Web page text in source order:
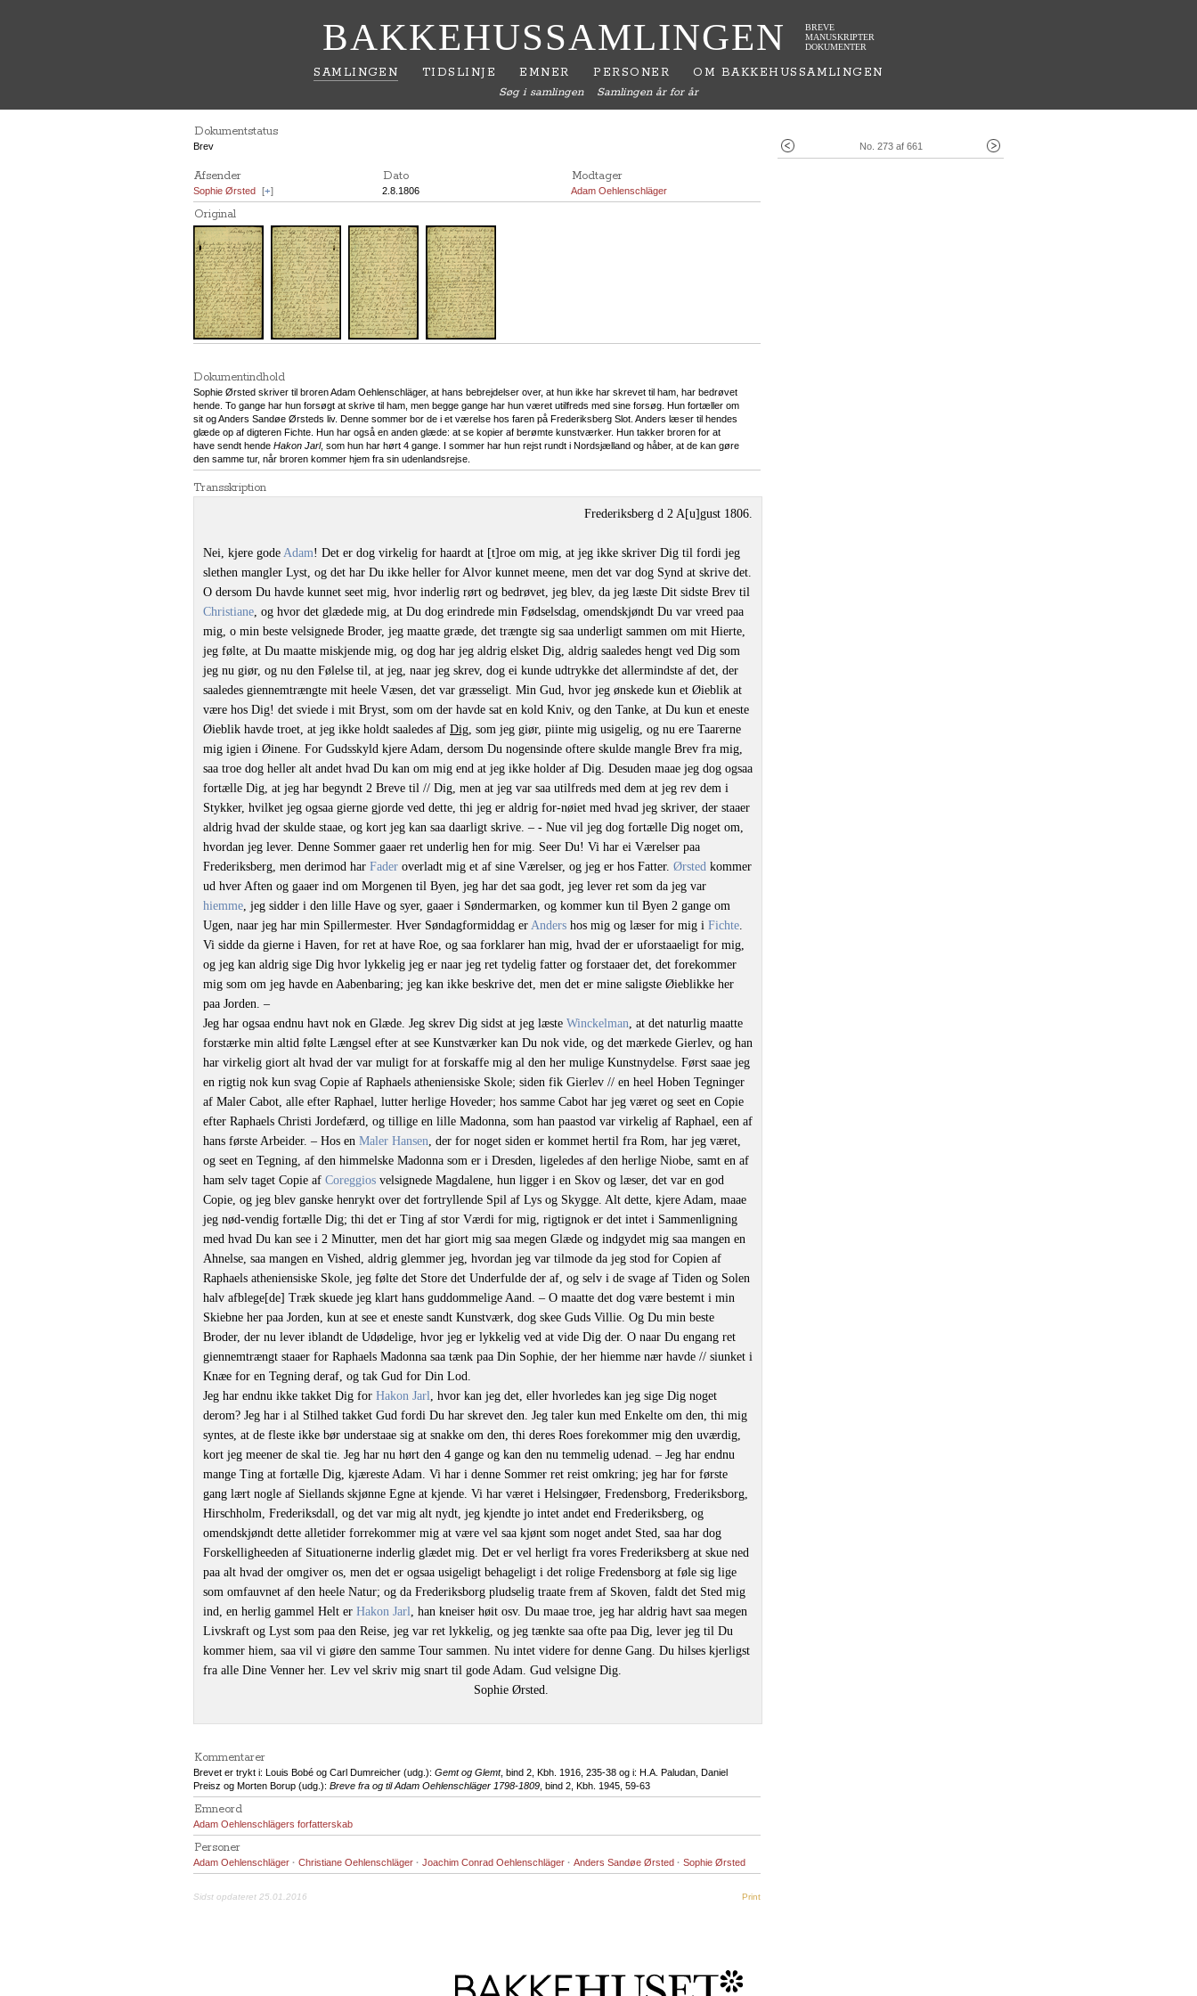
BAKKEHUSSAMLINGEN
BREVE
MANUSKRIPTER
DOKUMENTER
SAMLINGEN TIDSLINJE EMNER PERSONER OM BAKKEHUSSAMLINGEN
Søg i samlingen Samlingen år for år
No. 273 af 661
Dokumentstatus
Brev
Afsender Dato Modtager
Sophie Ørsted [+] 2.8.1806 Adam Oehlenschläger
Original
Dokumentindhold
Sophie Ørsted skriver til broren Adam Oehlenschläger, at hans bebrejdelser over, at hun ikke har skrevet til ham, har bedrøvet
hende. To gange har hun forsøgt at skrive til ham, men begge gange har hun været utilfreds med sine forsøg. Hun fortæller om
sit og Anders Sandøe Ørsteds liv. Denne sommer bor de i et værelse hos faren på Frederiksberg Slot. Anders læser til hendes
glæde op af digteren Fichte. Hun har også en anden glæde: at se kopier af berømte kunstværker. Hun takker broren for at
have sendt hende Hakon Jarl, som hun har hørt 4 gange. I sommer har hun rejst rundt i Nordsjælland og håber, at de kan gøre
den samme tur, når broren kommer hjem fra sin udenlandsrejse.
Transskription
Frederiksberg d 2 A[u]gust 1806.
Nei, kjere gode Adam! Det er dog virkelig for haardt at [t]roe om mig, at jeg ikke skriver Dig til fordi jeg
slethen mangler Lyst, og det har Du ikke heller for Alvor kunnet meene, men det var dog Synd at skrive det.
O dersom Du havde kunnet seet mig, hvor inderlig rørt og bedrøvet, jeg blev, da jeg læste Dit sidste Brev til
Christiane, og hvor det glædede mig, at Du dog erindrede min Fødselsdag, omendskjøndt Du var vreed paa
mig, o min beste velsignede Broder, jeg maatte græde, det trængte sig saa underligt sammen om mit Hierte,
jeg følte, at Du maatte miskjende mig, og dog har jeg aldrig elsket Dig, aldrig saaledes hengt ved Dig som
jeg nu giør, og nu den Følelse til, at jeg, naar jeg skrev, dog ei kunde udtrykke det allermindste af det, der
saaledes giennemtrængte mit heele Væsen, det var græsseligt. Min Gud, hvor jeg ønskede kun et Øieblik at
være hos Dig! det sviede i mit Bryst, som om der havde sat en kold Kniv, og den Tanke, at Du kun et eneste
Øieblik havde troet, at jeg ikke holdt saaledes af Dig, som jeg giør, piinte mig usigelig, og nu ere Taarerne
mig igien i Øinene. For Gudsskyld kjere Adam, dersom Du nogensinde oftere skulde mangle Brev fra mig,
saa troe dog heller alt andet hvad Du kan om mig end at jeg ikke holder af Dig. Desuden maae jeg dog ogsaa
fortælle Dig, at jeg har begyndt 2 Breve til // Dig, men at jeg var saa utilfreds med dem at jeg rev dem i
Stykker, hvilket jeg ogsaa gierne gjorde ved dette, thi jeg er aldrig for-nøiet med hvad jeg skriver, der staaer
aldrig hvad der skulde staae, og kort jeg kan saa daarligt skrive. – - Nue vil jeg dog fortælle Dig noget om,
hvordan jeg lever. Denne Sommer gaaer ret underlig hen for mig. Seer Du! Vi har ei Værelser paa
Frederiksberg, men derimod har Fader overladt mig et af sine Værelser, og jeg er hos Fatter. Ørsted kommer
ud hver Aften og gaaer ind om Morgenen til Byen, jeg har det saa godt, jeg lever ret som da jeg var
hiemme, jeg sidder i den lille Have og syer, gaaer i Søndermarken, og kommer kun til Byen 2 gange om
Ugen, naar jeg har min Spillermester. Hver Søndagformiddag er Anders hos mig og læser for mig i Fichte.
Vi sidde da gierne i Haven, for ret at have Roe, og saa forklarer han mig, hvad der er uforstaaeligt for mig,
og jeg kan aldrig sige Dig hvor lykkelig jeg er naar jeg ret tydelig fatter og forstaaer det, det forekommer
mig som om jeg havde en Aabenbaring; jeg kan ikke beskrive det, men det er mine saligste Øieblikke her
paa Jorden. –
Jeg har ogsaa endnu havt nok en Glæde. Jeg skrev Dig sidst at jeg læste Winckelman, at det naturlig maatte
forstærke min altid følte Længsel efter at see Kunstværker kan Du nok vide, og det mærkede Gierlev, og han
har virkelig giort alt hvad der var muligt for at forskaffe mig al den her mulige Kunstnydelse. Først saae jeg
en rigtig nok kun svag Copie af Raphaels atheniensiske Skole; siden fik Gierlev // en heel Hoben Tegninger
af Maler Cabot, alle efter Raphael, lutter herlige Hoveder; hos samme Cabot har jeg været og seet en Copie
efter Raphaels Christi Jordefærd, og tillige en lille Madonna, som han paastod var virkelig af Raphael, een af
hans første Arbeider. – Hos en Maler Hansen, der for noget siden er kommet hertil fra Rom, har jeg været,
og seet en Tegning, af den himmelske Madonna som er i Dresden, ligeledes af den herlige Niobe, samt en af
ham selv taget Copie af Coreggios velsignede Magdalene, hun ligger i en Skov og læser, det var en god
Copie, og jeg blev ganske henrykt over det fortryllende Spil af Lys og Skygge. Alt dette, kjere Adam, maae
jeg nød-vendig fortælle Dig; thi det er Ting af stor Værdi for mig, rigtignok er det intet i Sammenligning
med hvad Du kan see i 2 Minutter, men det har giort mig saa megen Glæde og indgydet mig saa mangen en
Ahnelse, saa mangen en Vished, aldrig glemmer jeg, hvordan jeg var tilmode da jeg stod for Copien af
Raphaels atheniensiske Skole, jeg følte det Store det Underfulde der af, og selv i de svage af Tiden og Solen
halv afblege[de] Træk skuede jeg klart hans guddommelige Aand. – O maatte det dog være bestemt i min
Skiebne her paa Jorden, kun at see et eneste sandt Kunstværk, dog skee Guds Villie. Og Du min beste
Broder, der nu lever iblandt de Udødelige, hvor jeg er lykkelig ved at vide Dig der. O naar Du engang ret
giennemtrængt staaer for Raphaels Madonna saa tænk paa Din Sophie, der her hiemme nær havde // siunket i
Knæe for en Tegning deraf, og tak Gud for Din Lod.
Jeg har endnu ikke takket Dig for Hakon Jarl, hvor kan jeg det, eller hvorledes kan jeg sige Dig noget
derom? Jeg har i al Stilhed takket Gud fordi Du har skrevet den. Jeg taler kun med Enkelte om den, thi mig
syntes, at de fleste ikke bør understaae sig at snakke om den, thi deres Roes forekommer mig den uværdig,
kort jeg meener de skal tie. Jeg har nu hørt den 4 gange og kan den nu temmelig udenad. – Jeg har endnu
mange Ting at fortælle Dig, kjæreste Adam. Vi har i denne Sommer ret reist omkring; jeg har for første
gang lært nogle af Siellands skjønne Egne at kjende. Vi har været i Helsingøer, Fredensborg, Frederiksborg,
Hirschholm, Frederiksdall, og det var mig alt nydt, jeg kjendte jo intet andet end Frederiksberg, og
omendskjøndt dette alletider forrekommer mig at være vel saa kjønt som noget andet Sted, saa har dog
Forskelligheeden af Situationerne inderlig glædet mig. Det er vel herligt fra vores Frederiksberg at skue ned
paa alt hvad der omgiver os, men det er ogsaa usigeligt behageligt i det rolige Fredensborg at føle sig lige
som omfauvnet af den heele Natur; og da Frederiksborg pludselig traate frem af Skoven, faldt det Sted mig
ind, en herlig gammel Helt er Hakon Jarl, han kneiser høit osv. Du maae troe, jeg har aldrig havt saa megen
Livskraft og Lyst som paa den Reise, jeg var ret lykkelig, og jeg tænkte saa ofte paa Dig, lever jeg til Du
kommer hiem, saa vil vi giøre den samme Tour sammen. Nu intet videre for denne Gang. Du hilses kjerligst
fra alle Dine Venner her. Lev vel skriv mig snart til gode Adam. Gud velsigne Dig.
Sophie Ørsted.
Kommentarer
Brevet er trykt i: Louis Bobé og Carl Dumreicher (udg.): Gemt og Glemt, bind 2, Kbh. 1916, 235-38 og i: H.A. Paludan, Daniel
Preisz og Morten Borup (udg.): Breve fra og til Adam Oehlenschläger 1798-1809 , bind 2, Kbh. 1945, 59-63
Emneord
Adam Oehlenschlägers forfatterskab
Personer
Adam Oehlenschläger · Christiane Oehlenschläger · Joachim Conrad Oehlenschläger · Anders Sandøe Ørsted · Sophie Ørsted
Sidst opdateret 25.01.2016 Print